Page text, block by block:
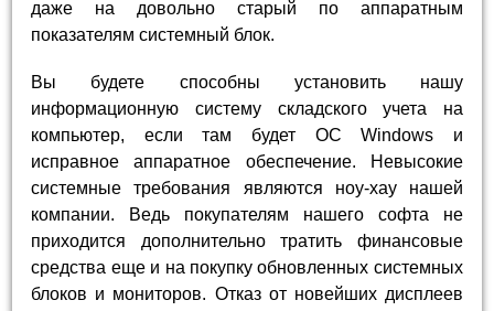
даже на довольно старый по аппаратным
показателям системный блок.
Вы будете способны установить нашу
информационную систему складского учета на
компьютер, если там будет ОС Windows и
исправное аппаратное обеспечение. Невысокие
системные требования являются ноу-хау нашей
компании. Ведь покупателям нашего софта не
приходится дополнительно тратить финансовые
средства еще и на покупку обновленных системных
блоков и мониторов. Отказ от новейших дисплеев